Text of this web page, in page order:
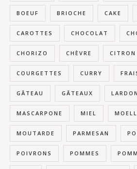
BOEUF BRIOCHE CAKE
CAROTTES CHOCOLAT
CHORIZO CHÈVRE CITRON
COURGETTES CURRY
GÂTEAU GÂTEAUX
MASCARPONE MIEL
MOUTARDE PARMESAN
POIVRONS POMMES